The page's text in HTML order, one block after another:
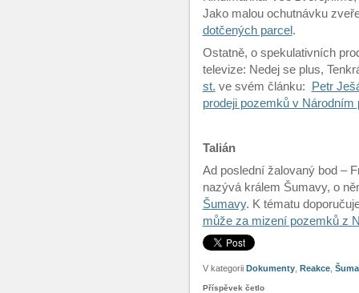
Jako malou ochutnávku
dotčených parcel.
Ostatně, o spekulativních
televize: Nedej se plus,
st. ve svém článku: Petr
prodeji pozemků v Národním
Talián
Ad poslední žalovaný bod –
nazývá králem Šumavy, o
Šumavy. K tématu
může za mizení pozemků z
V kategorii Dokumenty, Reakce,
Příspěvek četlo